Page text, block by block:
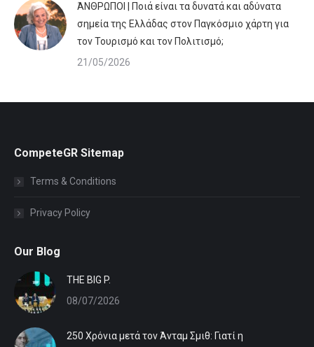
ΆΝΘΡΩΠΟΙ | Ποιά είναι τα δυνατά και αδύνατα
σημεία της Ελλάδας στον Παγκόσμιο χάρτη για
τον Τουρισμό και τον Πολιτισμό;
21/05/2026
CompeteGR Sitemap
Terms & Conditions
Privacy Policy
Our Blog
ΤHE BIG P.
08/07/2026
250 Χρόνια μετά τον Άνταμ Σμιθ: Γιατί η